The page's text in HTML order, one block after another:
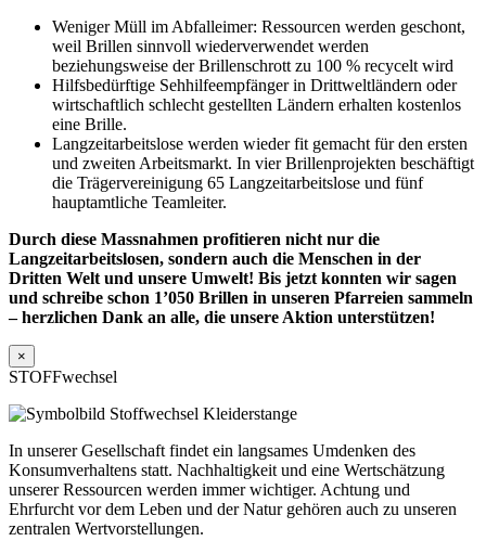
Weniger Müll im Abfalleimer: Ressourcen werden geschont,
weil Brillen sinnvoll wiederverwendet werden
beziehungsweise der Brillenschrott zu 100 % recycelt wird
Hilfsbedürftige Sehhilfeempfänger in Drittweltländern oder
wirtschaftlich schlecht gestellten Ländern erhalten kostenlos
eine Brille.
Langzeitarbeitslose werden wieder fit gemacht für den ersten
und zweiten Arbeitsmarkt. In vier Brillenprojekten beschäftigt
die Trägervereinigung 65 Langzeitarbeitslose und fünf
hauptamtliche Teamleiter.
Durch diese Massnahmen profitieren nicht nur die
Langzeitarbeitslosen, sondern auch die Menschen in der
Dritten Welt und unsere Umwelt! Bis jetzt konnten wir sagen
und schreibe schon 1’050 Brillen in unseren Pfarreien sammeln
– herzlichen Dank an alle, die unsere Aktion unterstützen!
×
STOFFwechsel
In unserer Gesellschaft findet ein langsames Umdenken des
Konsumverhaltens statt. Nachhaltigkeit und eine Wertschätzung
unserer Ressourcen werden immer wichtiger. Achtung und
Ehrfurcht vor dem Leben und der Natur gehören auch zu unseren
zentralen Wertvorstellungen.